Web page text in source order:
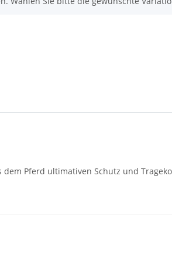
Pferd ultimativen Schutz und